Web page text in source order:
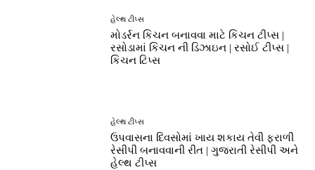
હેલ્થ ટીપ્સ
મોડર્રન કિચન બનાવવા માટે કિચન ટીપ્સ |
રસોડામાં કિચન ની ડિઝાઇન | રસોઈ ટીપ્સ |
કિચન ટિપ્સ
હેલ્થ ટીપ્સ
ઉપવાસના દિવસોમાં ખાય શકાય તેવી ફરાળી
રેસીપી બનાવવાની રીત | ગુજરાતી રેસીપી અને
હેલ્થ ટીપ્સ